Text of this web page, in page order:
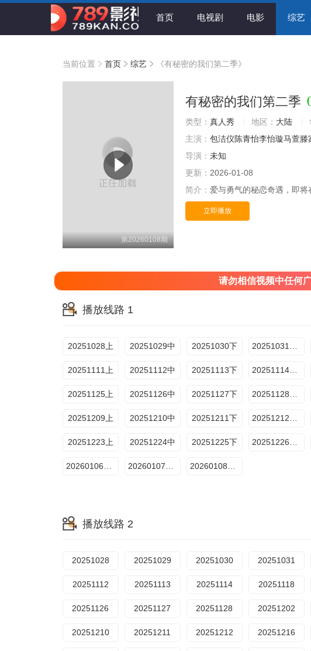
首页 电视剧 电影 综艺
当前位置 首页 综艺 《有秘密的我们第二季》
第20260108期
有秘密的我们第二季
类型： 真人秀 地区： 大陆
主演： 包洁仪陈青怡李怡璇马萱滕
导演： 未知
更新： 2026-01-08
简介： 爱与勇气的秘恋奇遇，即
立即播放
请勿相信视频中任何
播放线路 1
20251028上 20251029中 20251030下
20251111上 20251112中 20251113下 20251114加更
20251125上 20251126中 20251127下
20251209上 20251210中 20251211下
20251223上 20251224中 20251225下
播放线路 2
20251028 20251029 20251030 20251031
20251112 20251113 20251114 20251118
20251126 20251127 20251128 20251202
20251210 20251211 20251212 20251216